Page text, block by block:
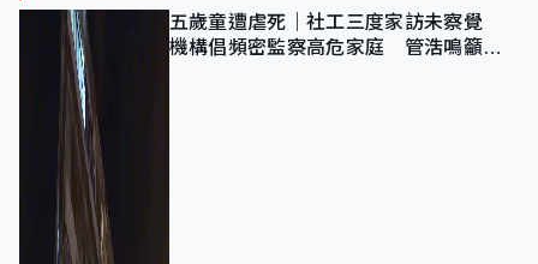
五歲童遭虐死｜社工三度家訪未察覺
機構倡頻密監察高危家庭 管浩鳴籲加